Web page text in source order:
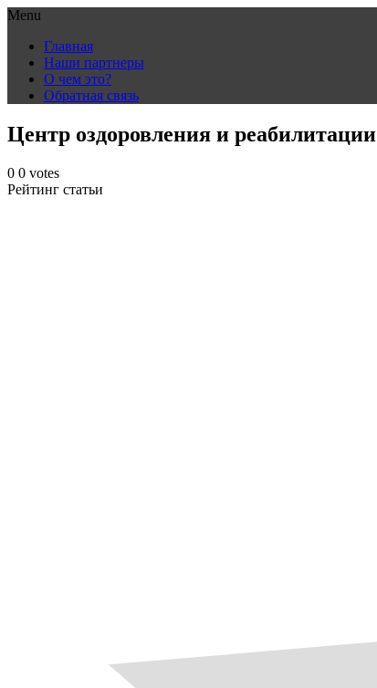
Menu
content
Главная
Наши партнеры
О чем это?
Обратная связь
Центр оздоровления и реабилитации
0 0 votes
Рейтинг статьи